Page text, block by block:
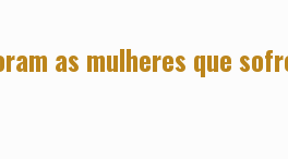
as mulheres que